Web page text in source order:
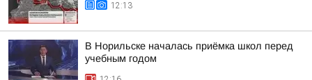
12:13
В Норильске началась приёмка школ перед
учебным годом